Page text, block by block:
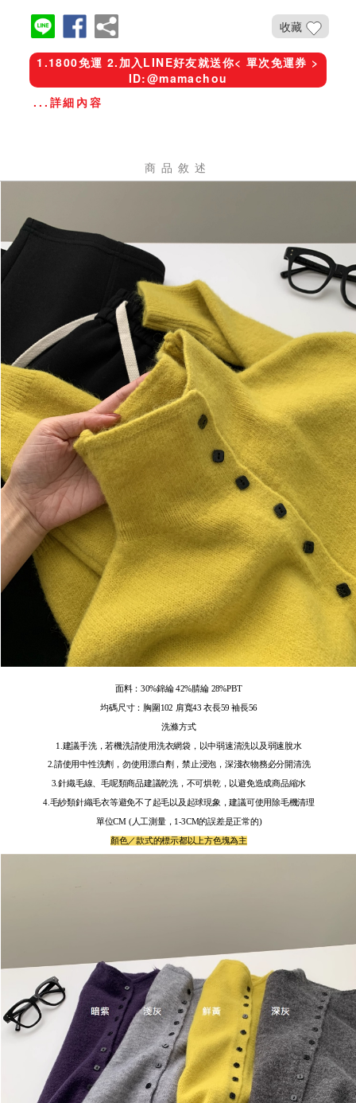
收藏
1.1800免運 2.加入LINE好友就送你< 單次免運券 >
ID:@mamachou
...詳細內容
商品敘述